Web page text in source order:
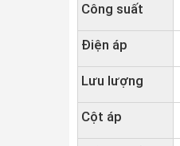
Công suất
Điện áp
Lưu lượng
Cột áp